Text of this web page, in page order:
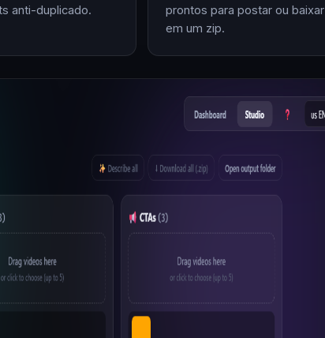
anti-duplicado.
prontos para postar ou baixar
em um zip.